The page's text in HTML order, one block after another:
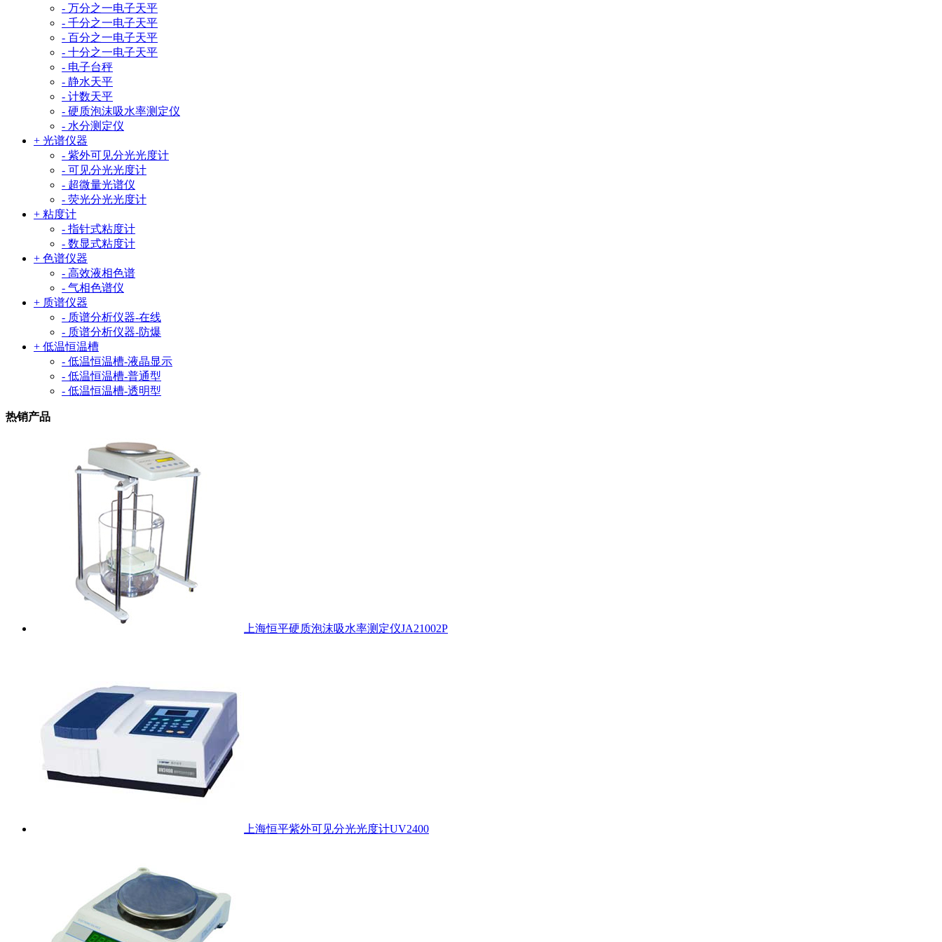
- 万分之一电子天平
- 千分之一电子天平
- 百分之一电子天平
- 十分之一电子天平
- 电子台秤
- 静水天平
- 计数天平
- 硬质泡沫吸水率测定仪
- 水分测定仪
+ 光谱仪器
- 紫外可见分光光度计
- 可见分光光度计
- 超微量光谱仪
- 荧光分光光度计
+ 粘度计
- 指针式粘度计
- 数显式粘度计
+ 色谱仪器
- 高效液相色谱
- 气相色谱仪
+ 质谱仪器
- 质谱分析仪器-在线
- 质谱分析仪器-防爆
+ 低温恒温槽
- 低温恒温槽-液晶显示
- 低温恒温槽-普通型
- 低温恒温槽-透明型
热销产品
上海恒平硬质泡沫吸水率测定仪JA21002P
上海恒平紫外可见分光光度计UV2400